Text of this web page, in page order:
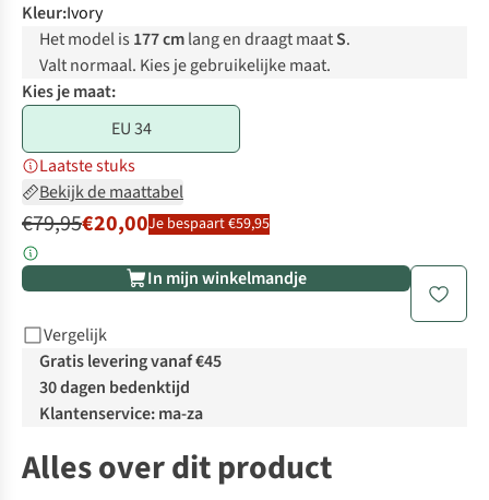
Kleur:Ivory
Het model is 177 cmlang en draagt maatS.
Valt normaal. Kies je gebruikelijke maat.
Kies je maat:
EU 34
Laatste stuks
Bekijk de maattabel
€79,95€20,00Je bespaart €59,95
In mijn winkelmandje
Vergelijk
Gratis levering vanaf €45
30 dagen bedenktijd
Klantenservice: ma-za
Alles over dit product